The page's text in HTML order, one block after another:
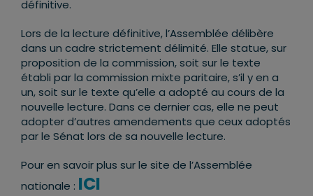
définitive.
Lors de la lecture définitive, l’Assemblée délibère
dans un cadre strictement délimité. Elle statue, sur
proposition de la commission, soit sur le texte
établi par la commission mixte paritaire, s’il y en a
un, soit sur le texte qu’elle a adopté au cours de la
nouvelle lecture. Dans ce dernier cas, elle ne peut
adopter d’autres amendements que ceux adoptés
par le Sénat lors de sa nouvelle lecture.
Pour en savoir plus sur le site de l’Assemblée
nationale : ICI